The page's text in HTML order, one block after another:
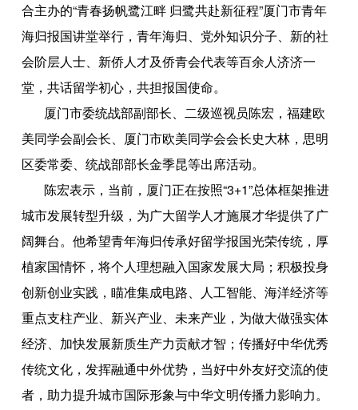
合主办的“青春扬帆鹭江畔 归鹭共赴新征程”厦门市青年
海归报国讲堂举行，青年海归、党外知识分子、新的社
会阶层人士、新侨人才及侨青会代表等百余人济济一
堂，共话留学初心，共担报国使命。
厦门市委统战部副部长、二级巡视员陈宏，福建欧
美同学会副会长、厦门市欧美同学会会长史大林，思明
区委常委、统战部部长金季昆等出席活动。
陈宏表示，当前，厦门正在按照“3+1”总体框架推进
城市发展转型升级，为广大留学人才施展才华提供了广
阔舞台。他希望青年海归传承好留学报国光荣传统，厚
植家国情怀，将个人理想融入国家发展大局；积极投身
创新创业实践，瞄准集成电路、人工智能、海洋经济等
重点支柱产业、新兴产业、未来产业，为做大做强实体
经济、加快发展新质生产力贡献才智；传播好中华优秀
传统文化，发挥融通中外优势，当好中外友好交流的使
者，助力提升城市国际形象与中华文明传播力影响力。